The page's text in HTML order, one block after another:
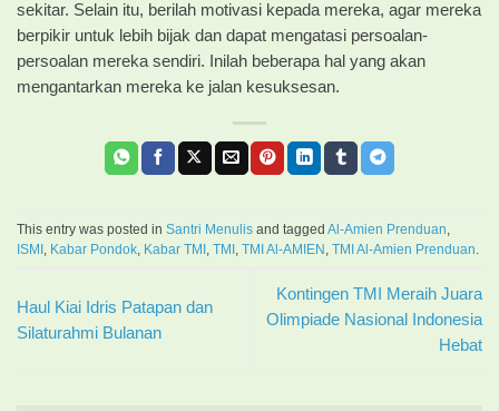
sekitar. Selain itu, berilah motivasi kepada mereka, agar mereka
berpikir untuk lebih bijak dan dapat mengatasi persoalan-
persoalan mereka sendiri. Inilah beberapa hal yang akan
mengantarkan mereka ke jalan kesuksesan.
This entry was posted in Santri Menulis and tagged Al-Amien Prenduan
ISMI
Kabar Pondok Kabar TMI TMI TMI Al-AMIEN TMI Al-Amien Prenduan
Haul Kiai Idris Patapan dan
Silaturahmi Bulanan
Kontingen TMI Meraih Juara
Olimpiade Nasional Indonesia
Hebat